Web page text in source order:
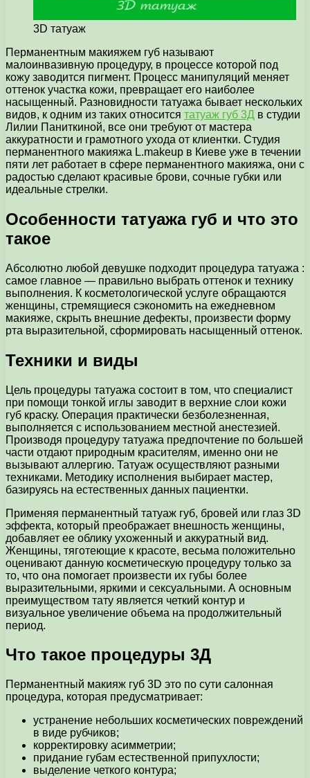
3D татуаж
Перманентным макияжем губ называют
малоинвазивную процедуру, в процессе которой под
кожу заводится пигмент. Процесс манипуляций меняет
оттенок участка кожи, превращает его наиболее
насыщенный. Разновидности татуажа бывает нескольких
видов, к одним из таких относится татуаж губ 3Д в студии
Лилии Паниткиной, все они требуют от мастера
аккуратности и грамотного ухода от клиентки. Студия
перманентного макияжа L.makeup в Киеве уже в течении
пяти лет работает в сфере перманентного макияжа, они с
радостью сделают красивые брови, сочные губки или
идеальные стрелки.
Особенности татуажа губ и что это
такое
Абсолютно любой девушке подходит процедура татуажа :
самое главное — правильно выбрать оттенок и технику
выполнения. К косметологической услуге обращаются
женщины, стремящиеся сэкономить на ежедневном
макияже, скрыть внешние дефекты, произвести форму
рта выразительной, сформировать насыщенный оттенок.
Техники и виды
Цель процедуры татуажа состоит в том, что специалист
при помощи тонкой иглы заводит в верхние слои кожи
губ краску. Операция практически безболезненная,
выполняется с использованием местной анестезией.
Производя процедуру татуажа предпочтение по большей
части отдают природным красителям, именно они не
вызывают аллергию. Татуаж осуществляют разными
техниками. Методику исполнения выбирает мастер,
базируясь на естественных данных пациентки.
Применяя перманентный татуаж губ, бровей или глаз 3D
эффекта, который преображает внешность женщины,
добавляет ее облику ухоженный и аккуратный вид.
Женщины, тяготеющие к красоте, весьма положительно
оценивают данную косметическую процедуру только за
то, что она помогает произвести их губы более
выразительными, яркими и сексуальными. А основным
преимуществом тату является четкий контур и
визуальное увеличение объема на продолжительный
период.
Что такое процедуры 3Д
Перманентный макияж губ 3D это по сути салонная
процедура, которая предусматривает:
устранение небольших косметических повреждений
в виде рубчиков;
корректировку асимметрии;
придание губам естественной припухлости;
выделение четкого контура;